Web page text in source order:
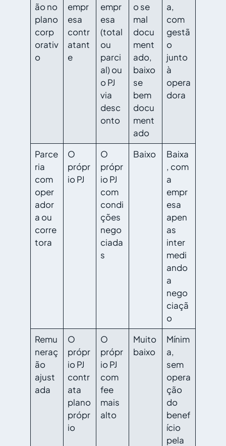
ão no
plano
corp
orativ
o
empr
esa
contr
atant
e
empr
esa
(total
ou
parci
al) ou
o PJ
via
desc
onto
o se
mal
docu
ment
ado,
baixo
se
bem
docu
ment
ado
a,
com
gestã
o
junto
à
opera
dora
Parce
ria
com
oper
ador
a ou
corre
tora
O
própr
io PJ
O
própr
io PJ
com
condi
ções
nego
ciada
s
Baixo
Baixa
, com
a
empr
esa
apen
as
inter
medi
ando
a
nego
ciaçã
o
Remu
neraç
ão
ajust
ada
O
própr
io PJ
contr
ata
plano
própr
io
O
própr
io PJ
com
fee
mais
alto
Muito
baixo
Mínim
a,
sem
opera
ção
do
benef
ício
pela